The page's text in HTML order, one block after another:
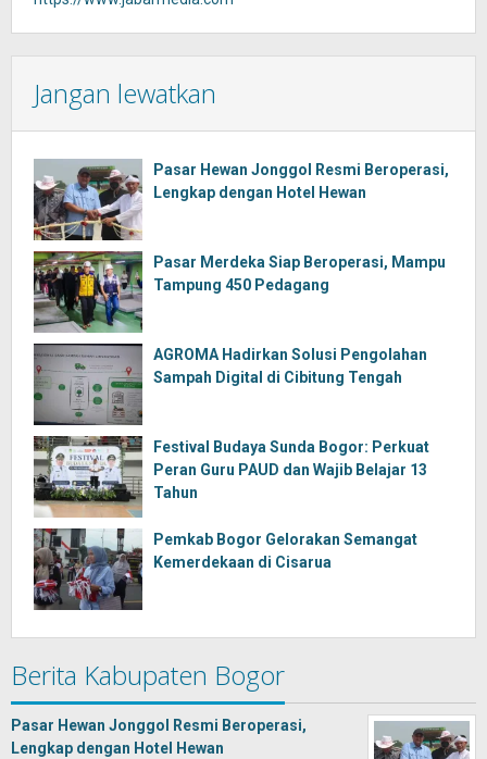
Jangan lewatkan
Pasar Hewan Jonggol Resmi Beroperasi,
Lengkap dengan Hotel Hewan
Pasar Merdeka Siap Beroperasi, Mampu
Tampung 450 Pedagang
AGROMA Hadirkan Solusi Pengolahan
Sampah Digital di Cibitung Tengah
Festival Budaya Sunda Bogor: Perkuat
Peran Guru PAUD dan Wajib Belajar 13
Tahun
Pemkab Bogor Gelorakan Semangat
Kemerdekaan di Cisarua
Berita Kabupaten Bogor
Pasar Hewan Jonggol Resmi Beroperasi,
Lengkap dengan Hotel Hewan